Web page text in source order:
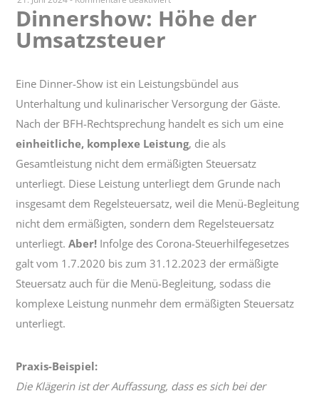
Dinnershow:
Dinnershow: Höhe der
Umsatzsteuer
Eine Dinner-Show ist ein Leistungsbündel aus
Unterhaltung und kulinarischer Versorgung der Gäste.
Nach der BFH-Rechtsprechung handelt es sich um eine
einheitliche, komplexe Leistung, die als
Gesamtleistung nicht dem ermäßigten Steuersatz
unterliegt. Diese Leistung unterliegt dem Grunde nach
insgesamt dem Regelsteuersatz, weil die Menü-Begleitung
nicht dem ermäßigten, sondern dem Regelsteuersatz
unterliegt.Aber! Infolge des Corona-Steuerhilfegesetzes
galt vom 1.7.2020 bis zum 31.12.2023 der ermäßigte
Steuersatz auch für die Menü-Begleitung, sodass die
komplexe Leistung nunmehr dem ermäßigten Steuersatz
unterliegt.
Praxis-Beispiel:
Die Klägerin ist der Auffassung, dass es sich bei der